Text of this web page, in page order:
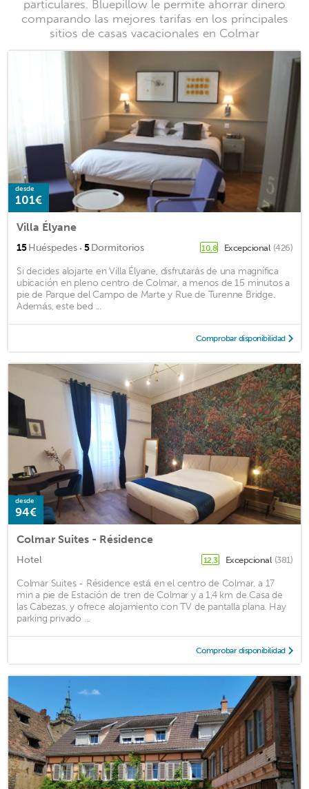
particulares. Bluepillow le permite ahorrar dinero
comparando las mejores tarifas en los principales
sitios de casas vacacionales en Colmar
desde
101€
Villa Élyane
15Huéspedes · 5Dormitorios 10,8 Excepcional (426)
Si decides alojarte en Villa Élyane, disfrutarás de una magnífica
ubicación en pleno centro de Colmar, a menos de 15 minutos a
pie de Parque del Campo de Marte y Rue de Turenne Bridge.
Además, este bed ...
Comprobar disponibilidad
desde
94€
Colmar Suites - Résidence
Hotel 12,3 Excepcional (381)
Colmar Suites - Résidence está en el centro de Colmar, a 17
min a pie de Estación de tren de Colmar y a 1,4 km de Casa de
las Cabezas, y ofrece alojamiento con TV de pantalla plana. Hay
parking privado ...
Comprobar disponibilidad